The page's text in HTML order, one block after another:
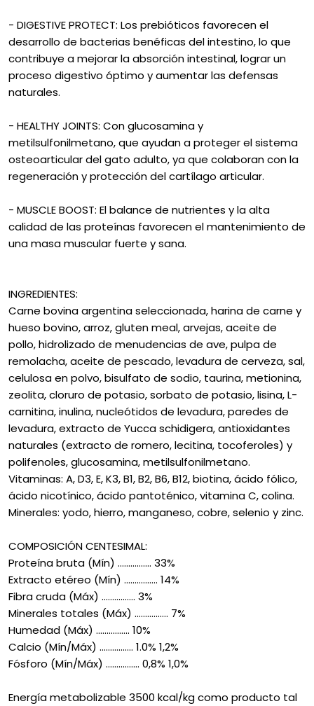
- DIGESTIVE PROTECT: Los prebióticos favorecen el
desarrollo de bacterias benéficas del intestino, lo que
contribuye a mejorar la absorción intestinal, lograr un
proceso digestivo óptimo y aumentar las defensas
naturales.
- HEALTHY JOINTS: Con glucosamina y
metilsulfonilmetano, que ayudan a proteger el sistema
osteoarticular del gato adulto, ya que colaboran con la
regeneración y protección del cartílago articular.
- MUSCLE BOOST: El balance de nutrientes y la alta
calidad de las proteínas favorecen el mantenimiento de
una masa muscular fuerte y sana.
INGREDIENTES:
Carne bovina argentina seleccionada, harina de carne y
hueso bovino, arroz, gluten meal, arvejas, aceite de
pollo, hidrolizado de menudencias de ave, pulpa de
remolacha, aceite de pescado, levadura de cerveza, sal,
celulosa en polvo, bisulfato de sodio, taurina, metionina,
zeolita, cloruro de potasio, sorbato de potasio, lisina, L-
carnitina, inulina, nucleótidos de levadura, paredes de
levadura, extracto de Yucca schidigera, antioxidantes
naturales (extracto de romero, lecitina, tocoferoles) y
polifenoles, glucosamina, metilsulfonilmetano.
Vitaminas: A, D3, E, K3, B1, B2, B6, B12, biotina, ácido fólico,
ácido nicotínico, ácido pantoténico, vitamina C, colina.
Minerales: yodo, hierro, manganeso, cobre, selenio y zinc.
COMPOSICIÓN CENTESIMAL:
Proteína bruta (Mín) ................ 33%
Extracto etéreo (Mín) ................ 14%
Fibra cruda (Máx) ................ 3%
Minerales totales (Máx) ................ 7%
Humedad (Máx) ................ 10%
Calcio (Mín/Máx) ................ 1.0% 1,2%
Fósforo (Mín/Máx) ................ 0,8% 1,0%
Energía metabolizable 3500 kcal/kg como producto tal